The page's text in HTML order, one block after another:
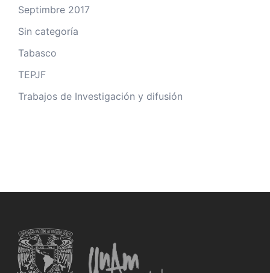
Septimbre 2017
Sin categoría
Tabasco
TEPJF
Trabajos de Investigación y difusión